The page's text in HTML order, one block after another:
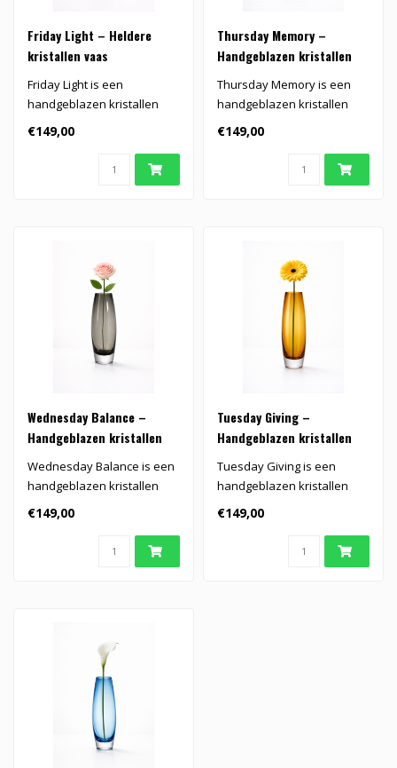
Friday Light – Heldere
kristallen vaas
Friday Light is een
handgeblazen kristallen
vaas in helder transparant
glas. De ..
€149,00
Thursday Memory –
Handgeblazen kristallen
vaas
Thursday Memory is een
handgeblazen kristallen
vaas in warm bruin. De
slanke vor..
€149,00
Wednesday Balance –
Handgeblazen kristallen
vaas
Wednesday Balance is een
handgeblazen kristallen
vaas in zacht grijs. De
slanke ..
€149,00
Tuesday Giving –
Handgeblazen kristallen
Tuesday Giving is een
handgeblazen kristallen
vaas in warme amberkleur.
De slank..
€149,00